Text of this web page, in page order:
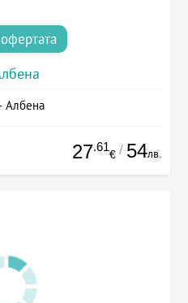
Албена
27.61
€ / 54лв.